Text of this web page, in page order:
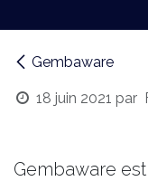
Gembaware
18 juin 2021 par
Gembaware